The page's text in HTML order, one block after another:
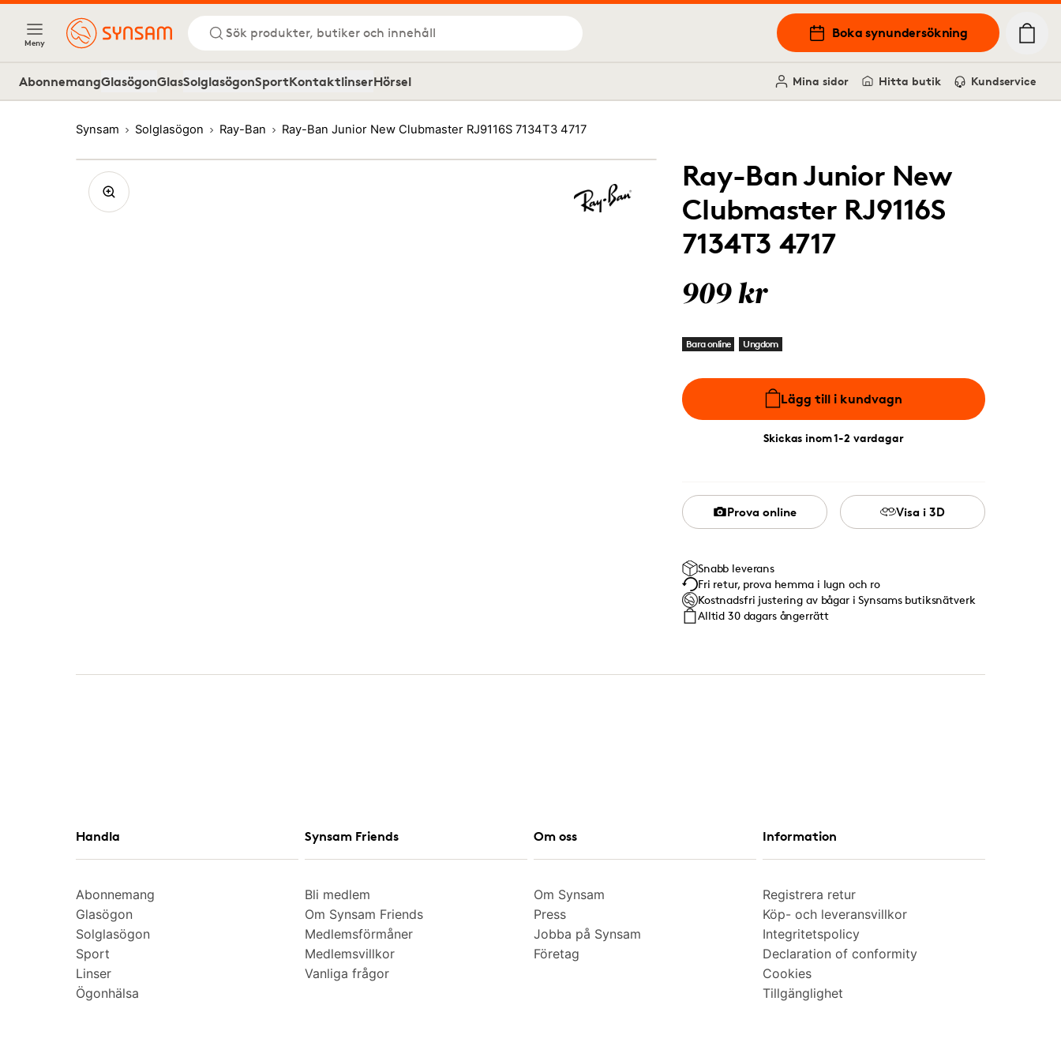
Meny
Sök produkter, butiker och innehåll Boka synundersökning
AbonnemangGlasögonGlasSolglasögonSportKontaktlinserHörsel Mina sidor Hitta butik Kundservice
Synsam Solglasögon Ray-Ban Ray-Ban Junior New Clubmaster RJ9116S 7134T3 4717
Ray-Ban Junior New
Clubmaster RJ9116S
7134T3 4717
909 kr
Bara online Ungdom
Lägg till i kundvagn
Skickas inom 1-2 vardagar
Prova online Visa i 3D
Snabb leverans
Fri retur, prova hemma i lugn och ro
Kostnadsfri justering av bågar i Synsams butiksnätverk
Alltid 30 dagars ångerrätt
Handla
Abonnemang
Glasögon
Solglasögon
Sport
Linser
Ögonhälsa
Synsam Friends
Bli medlem
Om Synsam Friends
Medlemsförmåner
Medlemsvillkor
Vanliga frågor
Om oss
Om Synsam
Press
Jobba på Synsam
Företag
Information
Registrera retur
Köp- och leveransvillkor
Integritetspolicy
Declaration of conformity
Cookies
Tillgänglighet